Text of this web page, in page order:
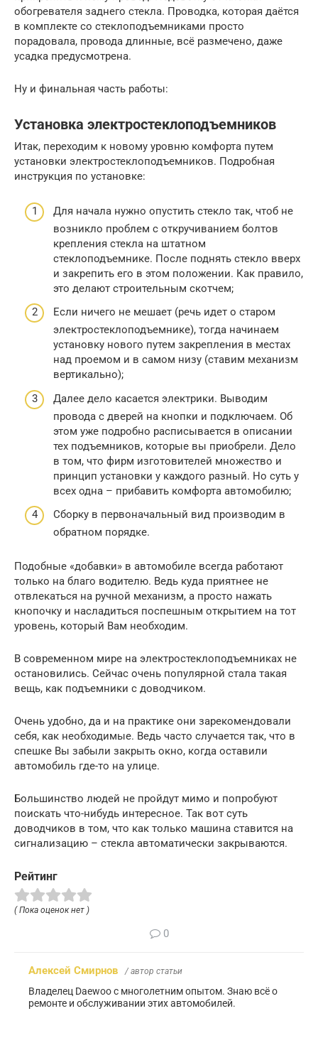
обогревателя заднего стекла. Проводка, которая даётся
в комплекте со стеклоподъемниками просто
порадовала, провода длинные, всё размечено, даже
усадка предусмотрена.
Ну и финальная часть работы:
Установка электростеклоподъемников
Итак, переходим к новому уровню комфорта путем
установки электростеклоподъемников. Подробная
инструкция по установке:
Для начала нужно опустить стекло так, чтоб не
возникло проблем с откручиванием болтов
крепления стекла на штатном
стеклоподъемнике. После поднять стекло вверх
и закрепить его в этом положении. Как правило,
это делают строительным скотчем;
Если ничего не мешает (речь идет о старом
электростеклоподъемнике), тогда начинаем
установку нового путем закрепления в местах
над проемом и в самом низу (ставим механизм
вертикально);
Далее дело касается электрики. Выводим
провода с дверей на кнопки и подключаем. Об
этом уже подробно расписывается в описании
тех подъемников, которые вы приобрели. Дело
в том, что фирм изготовителей множество и
принцип установки у каждого разный. Но суть у
всех одна – прибавить комфорта автомобилю;
Сборку в первоначальный вид производим в
обратном порядке.
Подобные «добавки» в автомобиле всегда работают
только на благо водителю. Ведь куда приятнее не
отвлекаться на ручной механизм, а просто нажать
кнопочку и насладиться поспешным открытием на тот
уровень, который Вам необходим.
В современном мире на электростеклоподъемниках не
остановились. Сейчас очень популярной стала такая
вещь, как подъемники с доводчиком.
Очень удобно, да и на практике они зарекомендовали
себя, как необходимые. Ведь часто случается так, что в
спешке Вы забыли закрыть окно, когда оставили
автомобиль где-то на улице.
Большинство людей не пройдут мимо и попробуют
поискать что-нибудь интересное. Так вот суть
доводчиков в том, что как только машина ставится на
сигнализацию – стекла автоматически закрываются.
Рейтинг
( Пока оценок нет )
0
Алексей Смирнов / автор статьи
Владелец Daewoo с многолетним опытом. Знаю всё о
ремонте и обслуживании этих автомобилей.